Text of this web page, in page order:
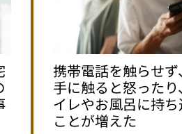
携帯電話を触らせず
手に触ると怒ったり
イレやお風呂に持
ことが増えた